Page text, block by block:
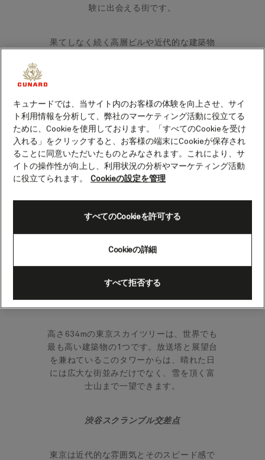
験に出会える街です。
果てしなく続く高層ビルや近代的な建築物
できるだけ多くの観光スポットを巡りたい
アクティブな方には、有名な観光スポット
が数多くあります。
東京の人気観光スポット
東京には、無数の超高層ビルや近代的な建
築物に混じって、歴史的建造物やのどやか
くぐり、日本の魅力的な歴史と文化を発見
しましょう。
東京スカイツリー
高さ634mの東京スカイツリーは、世界でも
最も高い建築物の1つです。放送塔と展望台
を兼ねているこのタワーからは、晴れた日
には広大な街並みだけでなく、雪を頂く富
士山まで一望できます。
渋谷スクランブル交差点
東京は近代的な雰囲気とそのスピード感で
キュナードでは、当サイト内のお客様の体験を向上させ、サイ
ト利用情報を分析して、弊社のマーケティング活動に役立てる
ために、Cookieを使用しております。「すべてのCookieを受け
入れる」をクリックすると、お客様の端末にCookieが保存され
ることに同意いただいたものとみなされます。これにより、サ
イトの操作性が向上し、利用状況の分析やマーケティング活動
に役立てられます。
Cookieの設定を管理
Cookieの詳細
すべて拒否する
すべてのCookieを許可する